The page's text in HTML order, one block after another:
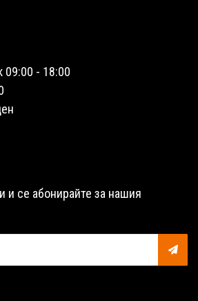
09:00 - 18:00
и се абонирайте за нашия